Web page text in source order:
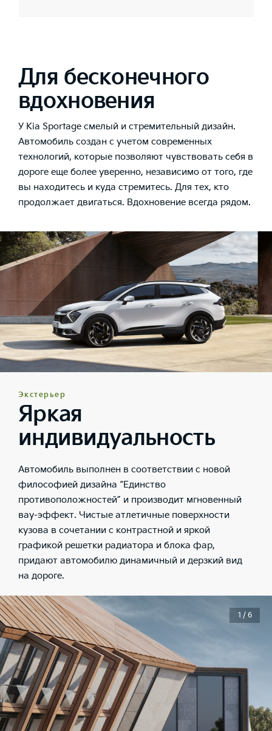
Для бесконечного
вдохновения
У Kia Sportage смелый и стремительный дизайн.
Автомобиль создан с учетом современных
технологий, которые позволяют чувствовать себя в
дороге еще более уверенно, независимо от того, где
вы находитесь и куда стремитесь. Для тех, кто
продолжает двигаться. Вдохновение всегда рядом.
Экстерьер
Яркая
индивидуальность
Автомобиль выполнен в соответствии с новой
философией дизайна “Единство
противоположностей” и производит мгновенный
вау-эффект. Чистые атлетичные поверхности
кузова в сочетании с контрастной и яркой
графикой решетки радиатора и блока фар,
придают автомобилю динамичный и дерзкий вид
на дороге.
1 / 6